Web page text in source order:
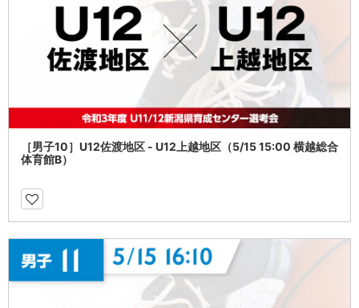
［男子10］U12佐渡地区 - U12上越地区（5/15 15:00 横越総合
体育館B）